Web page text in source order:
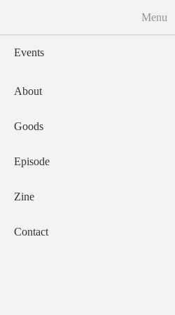
Main navigation
Menu
Events
About
Goods
Episode
Zine
Contact